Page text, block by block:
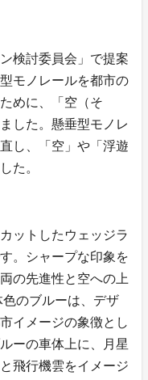
検討委員会」で提案
モノレールを都市の
めに、「空（そ
した。懸垂型モノレ
し、「空」や「浮遊
した。
ットしたウェッジラ
。シャープな印象を
の先進性と空への上
のブルーは、デザ
イメージの象徴とし
ーの車体上に、月星
飛行機雲をイメージ